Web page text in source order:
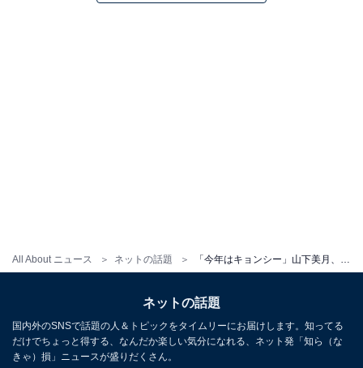
All About ニュース ネットの話題
ネットの話題
国内外のSNSで話題の人＆トピックをタイムリーにお届けします。知ってる
だけでちょっと得する、なんだか楽しい気分になれる、ネット発「知ら（な
きゃ）損」ニュースが盛りだくさん。